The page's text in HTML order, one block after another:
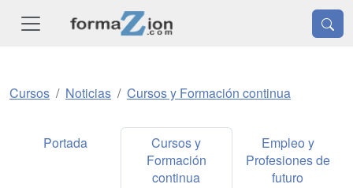
Cursos Noticias Cursos y Formación continua
Portada
Cursos y
Formación
continua
Empleo y
Profesiones de
futuro